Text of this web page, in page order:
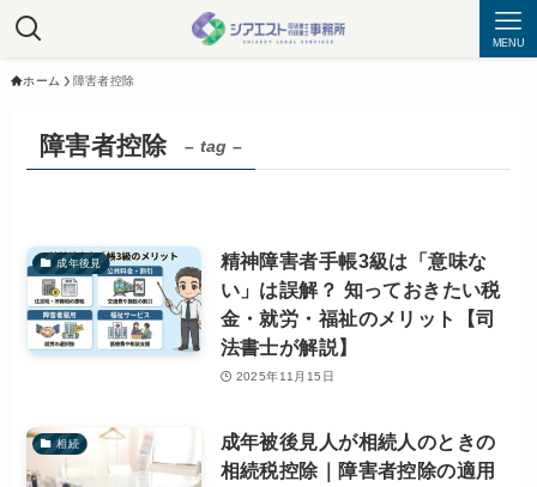
MENU
ホーム 障害者控除
障害者控除 – tag –
成年後見
精神障害者手帳3級は「意味な
い」は誤解？ 知っておきたい税
金・就労・福祉のメリット【司
法書士が解説】
2025年11月15日
相続
成年被後見人が相続人のときの
相続税控除｜障害者控除の適用